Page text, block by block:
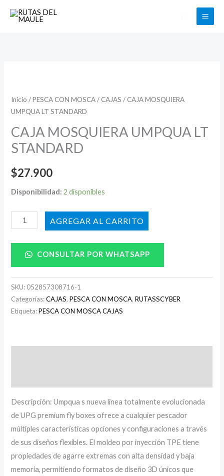
Buscar
Inicio /PESCA CON MOSCA/ CAJAS / CAJA MOSQUIERA
UMPQUA LT STANDARD
CAJA MOSQUIERA UMPQUA LT
STANDARD
$27.900
Disponibilidad: 2 disponibles
UMPQUA
LT
STANDARD
cantidad
AÑADIR AL CARRITO
CONSULTAR POR WHATSAPP
SKU: 052857308716-1
Categorías:CAJAS,PESCA CON MOSCA,RUTASSCYBER
Etiqueta:PESCA CON MOSCA CAJAS
Descripción: Umpqua s nueva línea totalmente evolucionada
de UPG premium fly boxes ofrece a cualquier pescador
múltiples características opciones y configuraciones a través
de sus diseños flexibles. El moldeo por inyección TPE tiene
propiedades de agarre extremas con alta densidad y baja
memoria, permitiendo formatos de diseño 3D únicos que